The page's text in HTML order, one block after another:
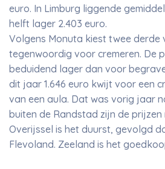
euro. In Limburg liggende
helft lager 2.403 euro.
Volgens Monuta kiest twee derde
tegenwoordig voor cremeren. De
beduidend lager dan voor
dit jaar 1.646 euro kwijt voor een
van een aula. Dat was vorig jaar
buiten de Randstad zijn de
Overijssel is het duurst, gevolgd
Flevoland. Zeeland is het